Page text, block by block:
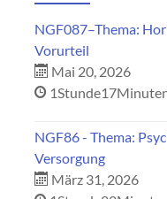
NGF087–Thema:
Vorurteil
Mai 20, 2026
NGF86 - Thema:
Versorgung
März 31, 2026